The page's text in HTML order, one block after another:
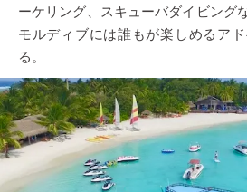
ーケリング、スキューバダイビング
モルディブには誰もが楽しめるア
る。